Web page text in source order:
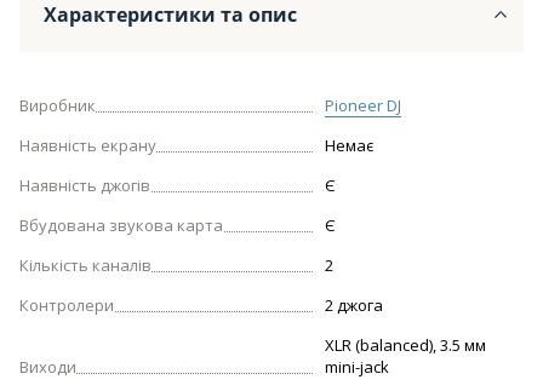
Характеристики та опис
Виробник
Pioneer DJ
Наявність екрану
Немає
Наявність джогів
Є
Вбудована звукова карта
Є
Кількість каналів
2
Контролери
2 джога
Виходи
XLR (balanced), 3.5 мм
mini-jack